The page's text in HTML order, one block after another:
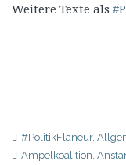
Weitere Texte als
#PolitikFlaneur,
Ampelkoalition,